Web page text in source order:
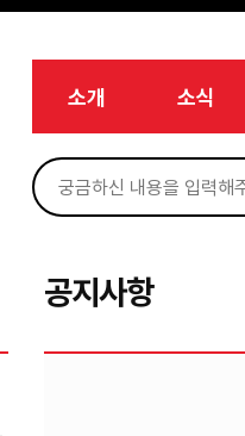
소개 소식
공지사항